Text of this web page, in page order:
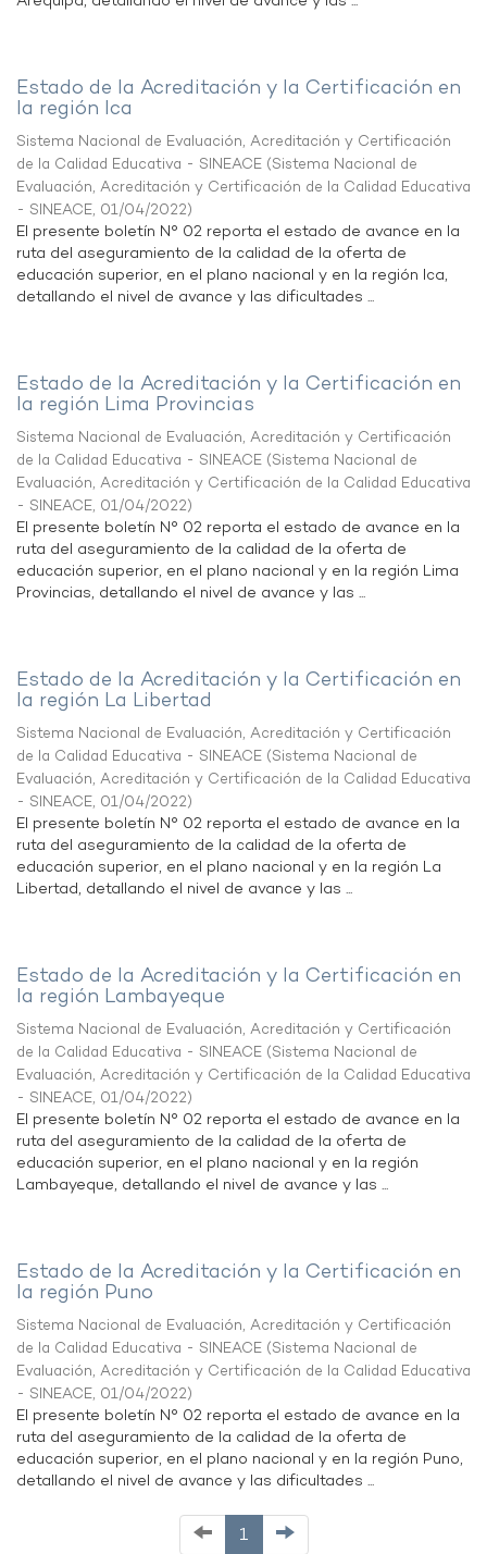
Estado de la Acreditación y la Certificación en
la región Ica
Sistema Nacional de Evaluación, Acreditación y Certificación
de la Calidad Educativa - SINEACE (Sistema Nacional de
Evaluación, Acreditación y Certificación de la Calidad Educativa
- SINEACE, 01/04/2022)
El presente boletín N° 02 reporta el estado de avance en la
ruta del aseguramiento de la calidad de la oferta de
educación superior, en el plano nacional y en la región Ica,
detallando el nivel de avance y las dificultades ...
Estado de la Acreditación y la Certificación en
la región Lima Provincias
Sistema Nacional de Evaluación, Acreditación y Certificación
de la Calidad Educativa - SINEACE (Sistema Nacional de
Evaluación, Acreditación y Certificación de la Calidad Educativa
- SINEACE, 01/04/2022)
El presente boletín N° 02 reporta el estado de avance en la
ruta del aseguramiento de la calidad de la oferta de
educación superior, en el plano nacional y en la región Lima
Provincias, detallando el nivel de avance y las ...
Estado de la Acreditación y la Certificación en
la región La Libertad
Sistema Nacional de Evaluación, Acreditación y Certificación
de la Calidad Educativa - SINEACE (Sistema Nacional de
Evaluación, Acreditación y Certificación de la Calidad Educativa
- SINEACE, 01/04/2022)
El presente boletín N° 02 reporta el estado de avance en la
ruta del aseguramiento de la calidad de la oferta de
educación superior, en el plano nacional y en la región La
Libertad, detallando el nivel de avance y las ...
Estado de la Acreditación y la Certificación en
la región Lambayeque
Sistema Nacional de Evaluación, Acreditación y Certificación
de la Calidad Educativa - SINEACE (Sistema Nacional de
Evaluación, Acreditación y Certificación de la Calidad Educativa
- SINEACE, 01/04/2022)
El presente boletín N° 02 reporta el estado de avance en la
ruta del aseguramiento de la calidad de la oferta de
educación superior, en el plano nacional y en la región
Lambayeque, detallando el nivel de avance y las ...
Estado de la Acreditación y la Certificación en
la región Puno
Sistema Nacional de Evaluación, Acreditación y Certificación
de la Calidad Educativa - SINEACE (Sistema Nacional de
Evaluación, Acreditación y Certificación de la Calidad Educativa
- SINEACE, 01/04/2022)
El presente boletín N° 02 reporta el estado de avance en la
ruta del aseguramiento de la calidad de la oferta de
educación superior, en el plano nacional y en la región Puno,
detallando el nivel de avance y las dificultades ...
1